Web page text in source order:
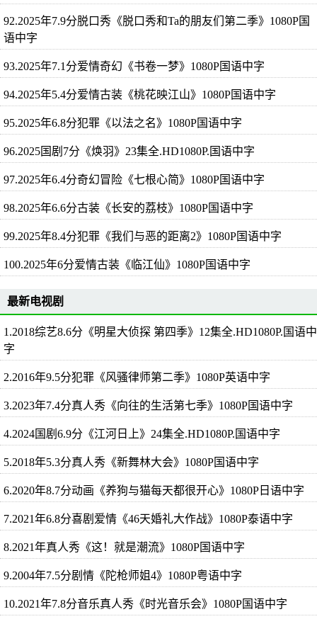
92.2025年7.9分脱口秀《脱口秀和Ta的朋友们第二季》1080P国
语中字
93.2025年7.1分爱情奇幻《书卷一梦》1080P国语中字
94.2025年5.4分爱情古装《桃花映江山》1080P国语中字
95.2025年6.8分犯罪《以法之名》1080P国语中字
96.2025国剧7分《焕羽》23集全.HD1080P.国语中字
97.2025年6.4分奇幻冒险《七根心简》1080P国语中字
98.2025年6.6分古装《长安的荔枝》1080P国语中字
99.2025年8.4分犯罪《我们与恶的距离2》1080P国语中字
100.2025年6分爱情古装《临江仙》1080P国语中字
最新电视剧
1.2018综艺8.6分《明星大侦探 第四季》12集全.HD1080P.国语中
字
2.2016年9.5分犯罪《风骚律师第二季》1080P英语中字
3.2023年7.4分真人秀《向往的生活第七季》1080P国语中字
4.2024国剧6.9分《江河日上》24集全.HD1080P.国语中字
5.2018年5.3分真人秀《新舞林大会》1080P国语中字
6.2020年8.7分动画《养狗与猫每天都很开心》1080P日语中字
7.2021年6.8分喜剧爱情《46天婚礼大作战》1080P泰语中字
8.2021年真人秀《这！就是潮流》1080P国语中字
9.2004年7.5分剧情《陀枪师姐4》1080P粤语中字
10.2021年7.8分音乐真人秀《时光音乐会》1080P国语中字